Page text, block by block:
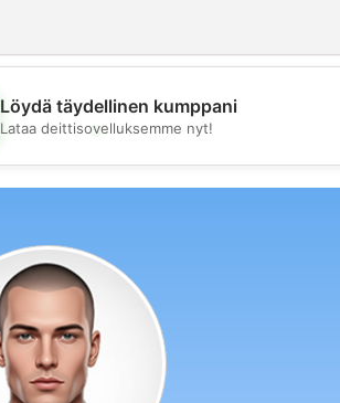
💖
Löydä täydellinen kumppani
Lataa deittisovelluksemme nyt!